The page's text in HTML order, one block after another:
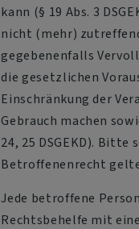
kann (§ 19 Abs. 3
nicht (mehr)
gegebenenfalls
die gesetzlichen
Einschränkung der
Gebrauch machen
24, 25 DSGEKD).
Betroffenenrecht
Jede betroffene
Rechtsbehelfe mit